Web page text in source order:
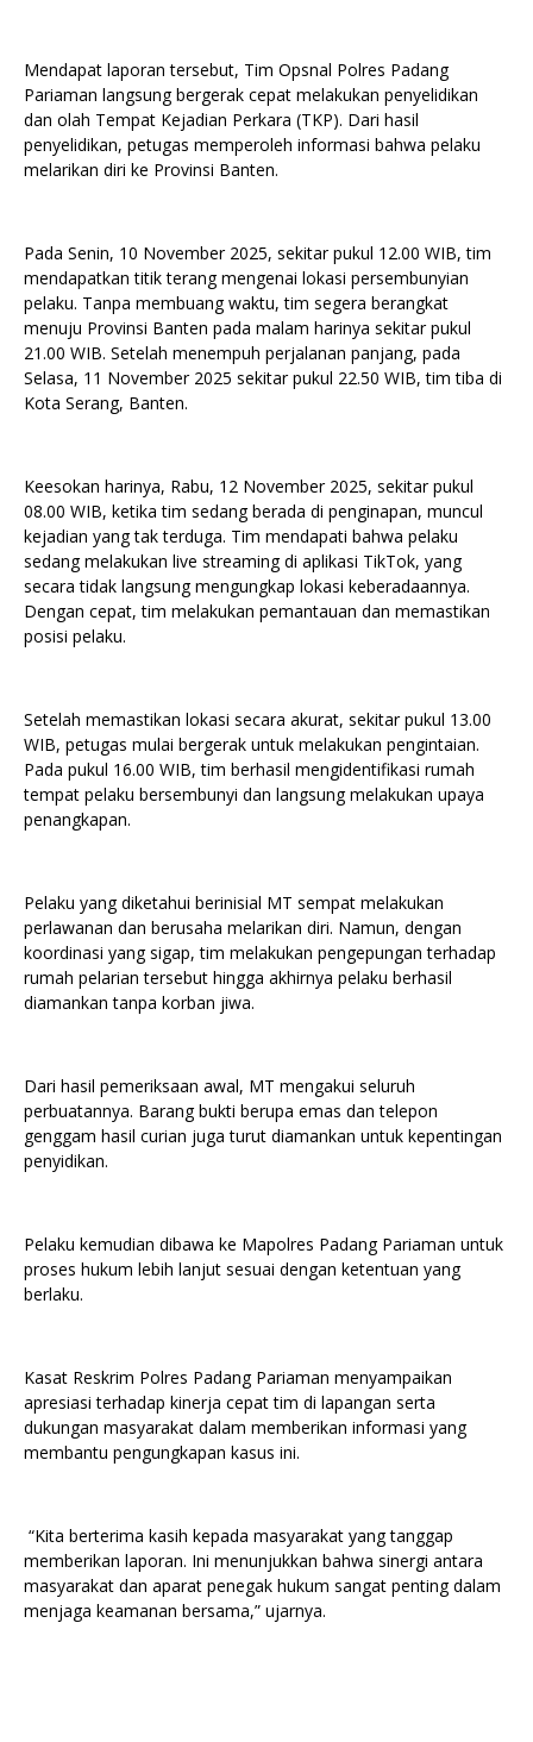
Mendapat laporan tersebut, Tim Opsnal Polres Padang
Pariaman langsung bergerak cepat melakukan penyelidikan
dan olah Tempat Kejadian Perkara (TKP). Dari hasil
penyelidikan, petugas memperoleh informasi bahwa pelaku
melarikan diri ke Provinsi Banten.
Pada Senin, 10 November 2025, sekitar pukul 12.00 WIB, tim
mendapatkan titik terang mengenai lokasi persembunyian
pelaku. Tanpa membuang waktu, tim segera berangkat
menuju Provinsi Banten pada malam harinya sekitar pukul
21.00 WIB. Setelah menempuh perjalanan panjang, pada
Selasa, 11 November 2025 sekitar pukul 22.50 WIB, tim tiba di
Kota Serang, Banten.
Keesokan harinya, Rabu, 12 November 2025, sekitar pukul
08.00 WIB, ketika tim sedang berada di penginapan, muncul
kejadian yang tak terduga. Tim mendapati bahwa pelaku
sedang melakukan live streaming di aplikasi TikTok, yang
secara tidak langsung mengungkap lokasi keberadaannya.
Dengan cepat, tim melakukan pemantauan dan memastikan
posisi pelaku.
Setelah memastikan lokasi secara akurat, sekitar pukul 13.00
WIB, petugas mulai bergerak untuk melakukan pengintaian.
Pada pukul 16.00 WIB, tim berhasil mengidentifikasi rumah
tempat pelaku bersembunyi dan langsung melakukan upaya
penangkapan.
Pelaku yang diketahui berinisial MT sempat melakukan
perlawanan dan berusaha melarikan diri. Namun, dengan
koordinasi yang sigap, tim melakukan pengepungan terhadap
rumah pelarian tersebut hingga akhirnya pelaku berhasil
diamankan tanpa korban jiwa.
Dari hasil pemeriksaan awal, MT mengakui seluruh
perbuatannya. Barang bukti berupa emas dan telepon
genggam hasil curian juga turut diamankan untuk kepentingan
penyidikan.
Pelaku kemudian dibawa ke Mapolres Padang Pariaman untuk
proses hukum lebih lanjut sesuai dengan ketentuan yang
berlaku.
Kasat Reskrim Polres Padang Pariaman menyampaikan
apresiasi terhadap kinerja cepat tim di lapangan serta
dukungan masyarakat dalam memberikan informasi yang
membantu pengungkapan kasus ini.
“Kita berterima kasih kepada masyarakat yang tanggap
memberikan laporan. Ini menunjukkan bahwa sinergi antara
masyarakat dan aparat penegak hukum sangat penting dalam
menjaga keamanan bersama,” ujarnya.